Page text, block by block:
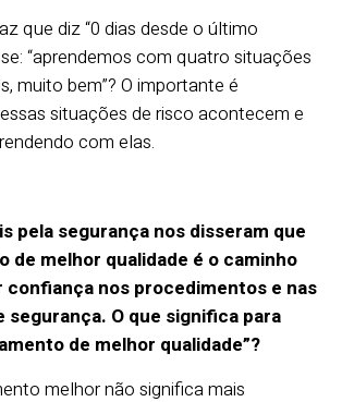
que diz “0 dias desde o último
“aprendemos com quatro situações
muito bem”? O importante é
situações de risco acontecem e
com elas.
pela segurança nos disseram que
de melhor qualidade é o caminho
confiança nos procedimentos e nas
O que significa para
de melhor qualidade”?
melhor não significa mais